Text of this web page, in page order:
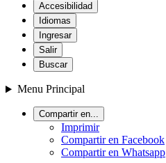
Accesibilidad
Idiomas
Ingresar
Salir
Buscar
Menu Principal
Compartir en...
Imprimir
Compartir en Facebook
Compartir en Whatsapp